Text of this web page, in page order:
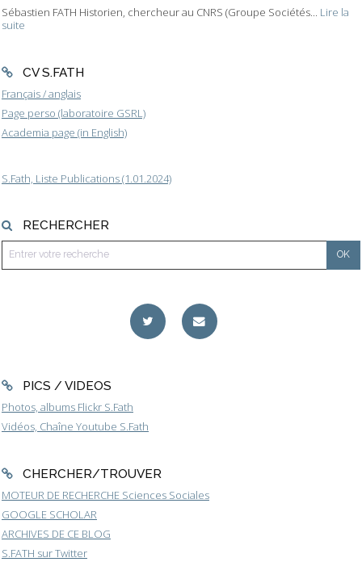
Sébastien FATH Historien, chercheur au CNRS (Groupe Sociétés... Lire la
suite
CV S.FATH
Français / anglais
Page perso (laboratoire GSRL)
Academia page (in English)
S.Fath, Liste Publications (1.01.2024)
RECHERCHER
PICS / VIDEOS
Photos, albums Flickr S.Fath
Vidéos, Chaîne Youtube S.Fath
CHERCHER/TROUVER
MOTEUR DE RECHERCHE Sciences Sociales
GOOGLE SCHOLAR
ARCHIVES DE CE BLOG
S.FATH sur Twitter